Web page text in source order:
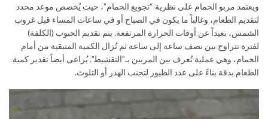
ويعتمد مربو الحمام على نظرية “تجويع الحمام”، حيث يُخصص موعد محدد
لتقديم الطعام، وغالباً ما يكون في الصباح أو في ساعات المساء قبل غروب
الشمس، بعيداً عن أوقات الحرارة المرتفعة. يتم تقديم الحبوب (الكلفة)
لفترة تتراوح بين نصف ساعة إلى ساعة ثم تُزال الكمية المتبقية من أمام
الحمام، وهي عملية تُعرف بين المربين بـ”التقشيط”. يُراعى أيضاً تقدير كمية
الطعام بدقة بناءً على عدد الطيور لتجنب الهدر أو التلوث.